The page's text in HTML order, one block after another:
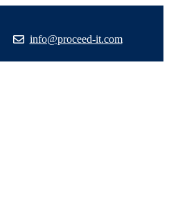
info@proceed-it.com